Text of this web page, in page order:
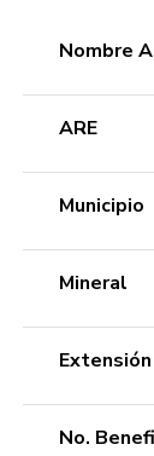
Nombre
ARE
Municipio
Mineral
No.